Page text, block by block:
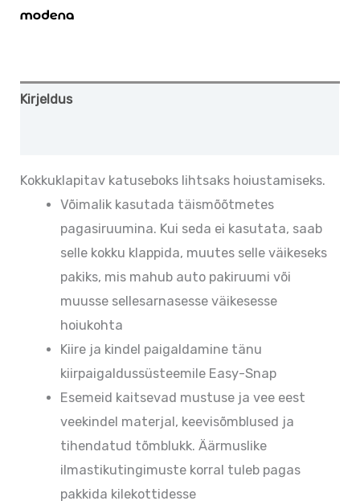
Kirjeldus
Kokkuklapitav katuseboks lihtsaks hoiustamiseks.
Võimalik kasutada täismõõtmetes
pagasiruumina. Kui seda ei kasutata, saab
selle kokku klappida, muutes selle väikeseks
pakiks, mis mahub auto pakiruumi või
muusse sellesarnasesse väikesesse
hoiukohta
Kiire ja kindel paigaldamine tänu
kiirpaigaldussüsteemile Easy-Snap
Esemeid kaitsevad mustuse ja vee eest
veekindel materjal, keevisõmblused ja
tihendatud tõmblukk. Äärmuslike
ilmastikutingimuste korral tuleb pagas
pakkida kilekottidesse